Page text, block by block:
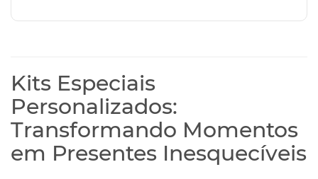
Kits Especiais
Personalizados:
Transformando Momentos
em Presentes Inesquecíveis